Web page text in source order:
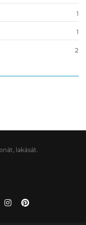
1
1
2
lakását.